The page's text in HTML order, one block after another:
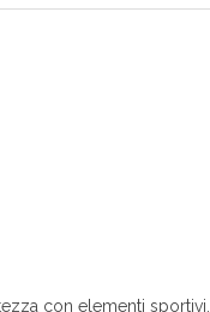
con elementi sportivi.